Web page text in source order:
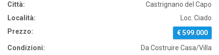
Città:
Castrignano del Capo
Località:
Loc. Ciado
Prezzo:
€ 599.000
Condizioni:
Da Costruire Casa/Villa